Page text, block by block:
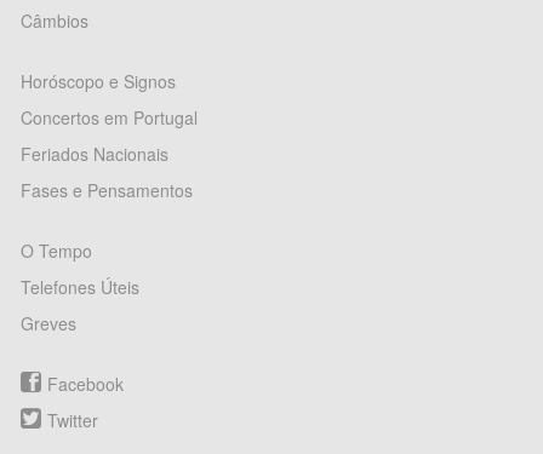
Câmbios
Horóscopo e Signos
Concertos em Portugal
Feriados Nacionais
Fases e Pensamentos
O Tempo
Telefones Úteis
Greves
Facebook
Twitter